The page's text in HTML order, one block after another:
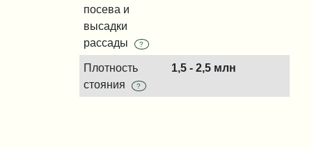
посева и
высадки
рассады
?
Плотность
стояния
?
1,5 - 2,5 млн